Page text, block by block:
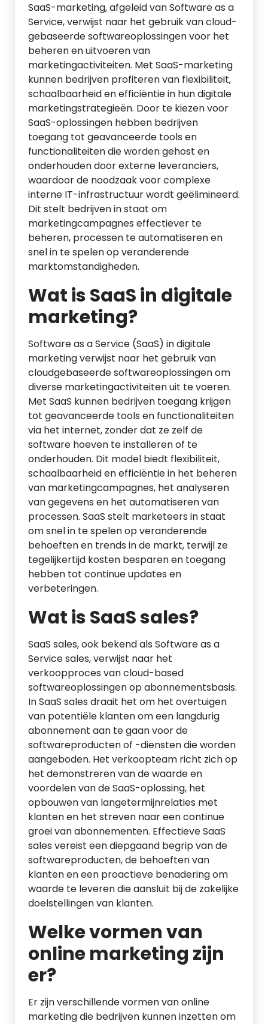
SaaS-marketing, afgeleid van Software as a
Service, verwijst naar het gebruik van cloud-
gebaseerde softwareoplossingen voor het
beheren en uitvoeren van
marketingactiviteiten. Met SaaS-marketing
kunnen bedrijven profiteren van flexibiliteit,
schaalbaarheid en efficiëntie in hun digitale
marketingstrategieën. Door te kiezen voor
SaaS-oplossingen hebben bedrijven
toegang tot geavanceerde tools en
functionaliteiten die worden gehost en
onderhouden door externe leveranciers,
waardoor de noodzaak voor complexe
interne IT-infrastructuur wordt geëlimineerd.
Dit stelt bedrijven in staat om
marketingcampagnes effectiever te
beheren, processen te automatiseren en
snel in te spelen op veranderende
marktomstandigheden.
Wat is SaaS in digitale
marketing?
Software as a Service (SaaS) in digitale
marketing verwijst naar het gebruik van
cloudgebaseerde softwareoplossingen om
diverse marketingactiviteiten uit te voeren.
Met SaaS kunnen bedrijven toegang krijgen
tot geavanceerde tools en functionaliteiten
via het internet, zonder dat ze zelf de
software hoeven te installeren of te
onderhouden. Dit model biedt flexibiliteit,
schaalbaarheid en efficiëntie in het beheren
van marketingcampagnes, het analyseren
van gegevens en het automatiseren van
processen. SaaS stelt marketeers in staat
om snel in te spelen op veranderende
behoeften en trends in de markt, terwijl ze
tegelijkertijd kosten besparen en toegang
hebben tot continue updates en
verbeteringen.
Wat is SaaS sales?
SaaS sales, ook bekend als Software as a
Service sales, verwijst naar het
verkoopproces van cloud-based
softwareoplossingen op abonnementsbasis.
In SaaS sales draait het om het overtuigen
van potentiële klanten om een langdurig
abonnement aan te gaan voor de
softwareproducten of -diensten die worden
aangeboden. Het verkoopteam richt zich op
het demonstreren van de waarde en
voordelen van de SaaS-oplossing, het
opbouwen van langetermijnrelaties met
klanten en het streven naar een continue
groei van abonnementen. Effectieve SaaS
sales vereist een diepgaand begrip van de
softwareproducten, de behoeften van
klanten en een proactieve benadering om
waarde te leveren die aansluit bij de zakelijke
doelstellingen van klanten.
Welke vormen van
online marketing zijn
er?
Er zijn verschillende vormen van online
marketing die bedrijven kunnen inzetten om